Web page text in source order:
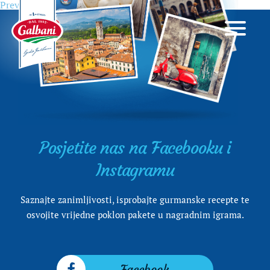
Navigacija
objava
Previous Previous
post:
Što Talijani jedu u jesen?
Posjetite nas na Facebooku i
Instagramu
Saznajte zanimljivosti, isprobajte gurmanske recepte te
osvojite vrijedne poklon pakete u nagradnim igrama.